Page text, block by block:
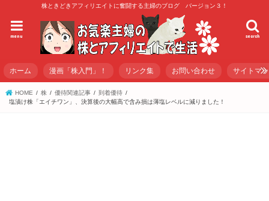
株ときどきアフィリエイトに奮闘する主婦のブログ バージョン３！
search
menu
ホーム 漫画「株入門」！ リンク集 お問い合わせ サイトマ
HOME 株 優待関連記事
到着優待
塩漬け株「エイチワン」、決算後の大幅高で含み損は薄塩レベルに減りました！